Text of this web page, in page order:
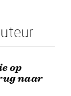
op
naar